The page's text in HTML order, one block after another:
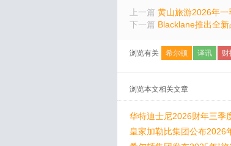
上一篇 黄山旅游2026年
下一篇 Blacklane推出全
浏览有关 希尔顿 译讯 财
浏览本文相关文章
华特迪士尼2026财年三季
皇家加勒比集团公布2026